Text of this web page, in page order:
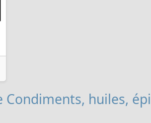
Condiments, huiles,